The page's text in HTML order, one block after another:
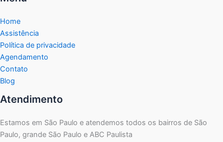
Home
Assistência
Política de privacidade
Agendamento
Contato
Blog
Atendimento
Estamos em São Paulo e atendemos todos os bairros de São
Paulo, grande São Paulo e ABC Paulista